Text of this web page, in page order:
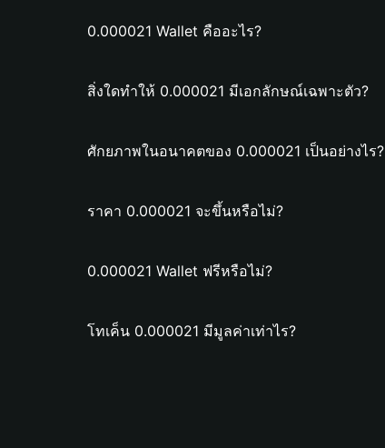
0.000021 Wallet คืออะไร?
สิ่งใดทำให้ 0.000021 มีเอกลักษณ์เฉพาะตัว?
ศักยภาพในอนาคตของ 0.000021 เป็นอย่างไร?
ราคา 0.000021 จะขึ้นหรือไม่?
0.000021 Wallet ฟรีหรือไม่?
โทเค็น 0.000021 มีมูลค่าเท่าไร?